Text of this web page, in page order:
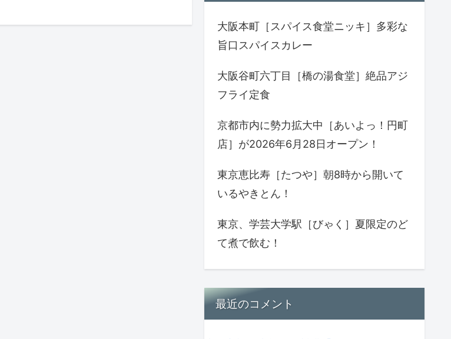
大阪本町［スパイス食堂ニッキ］多彩な
旨口スパイスカレー
大阪谷町六丁目［橋の湯食堂］絶品アジ
フライ定食
京都市内に勢力拡大中［あいよっ！円町
店］が2026年6月28日オープン！
東京恵比寿［たつや］朝8時から開いて
いるやきとん！
東京、学芸大学駅［びゃく］夏限定のど
て煮で飲む！
最近のコメント